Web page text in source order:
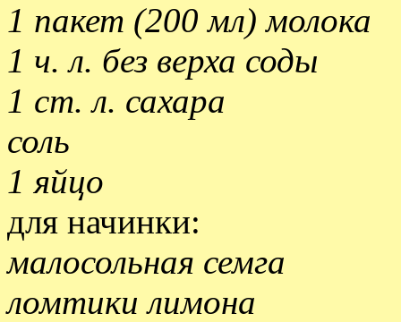
1 пакет (200 мл) молока
1 ч. л. без верха соды
1 ст. л. сахара
соль
1 яйцо
для начинки:
малосольная семга
ломтики лимона